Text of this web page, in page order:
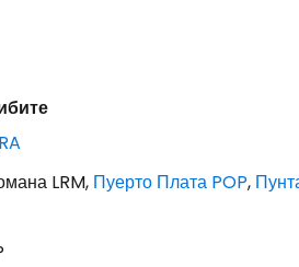
LRM, Пуерто Плата POP,